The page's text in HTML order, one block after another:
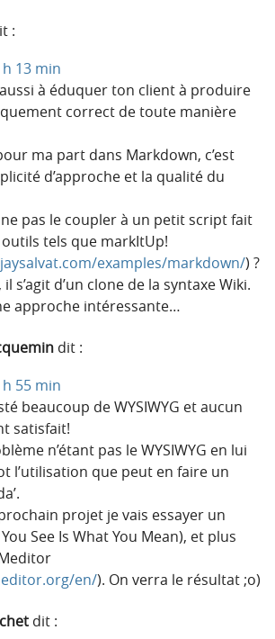
:
13 min
à éduquer ton client à produire
correct de toute manière
ma part dans Markdown, c’est
d’approche et la qualité du
pas le coupler à un petit script fait
tels que markItUp!
examples/markdown/) ?
s’agit d’un clone de la syntaxe Wiki.
approche intéressante…
dit :
55 min
beaucoup de WYSIWYG et aucun
satisfait!
n’étant pas le WYSIWYG en lui
l’utilisation que peut en faire un
projet je vais essayer un
See Is What You Mean), et plus
en/). On verra le résultat ;o)
dit :